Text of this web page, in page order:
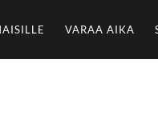
VARAA AIKA